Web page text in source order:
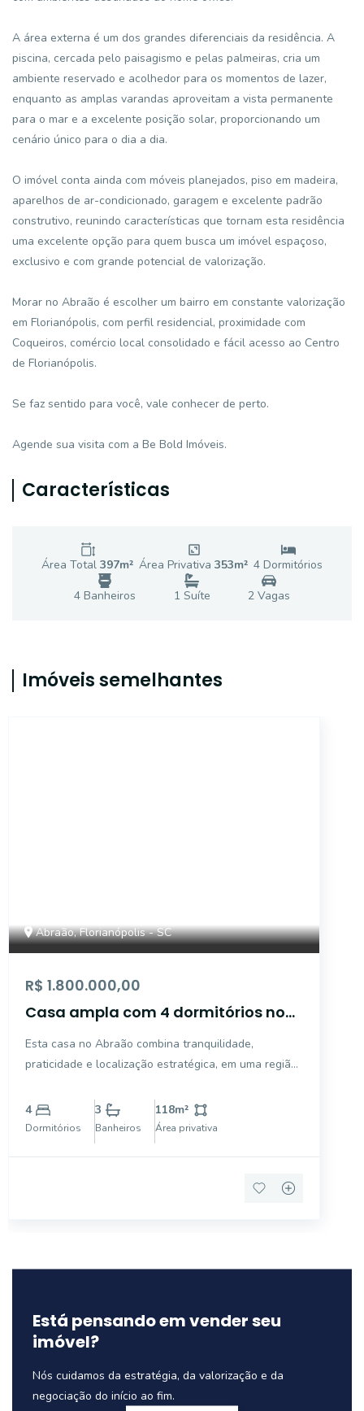
A área externa é um dos grandes diferenciais da residência. A
piscina, cercada pelo paisagismo e pelas palmeiras, cria um
ambiente reservado e acolhedor para os momentos de lazer,
enquanto as amplas varandas aproveitam a vista permanente
para o mar e a excelente posição solar, proporcionando um
cenário único para o dia a dia.
O imóvel conta ainda com móveis planejados, piso em madeira,
aparelhos de ar-condicionado, garagem e excelente padrão
construtivo, reunindo características que tornam esta residência
uma excelente opção para quem busca um imóvel espaçoso,
exclusivo e com grande potencial de valorização.
Morar no Abraão é escolher um bairro em constante valorização
em Florianópolis, com perfil residencial, proximidade com
Coqueiros, comércio local consolidado e fácil acesso ao Centro
de Florianópolis.
Se faz sentido para você, vale conhecer de perto.
Agende sua visita com a Be Bold Imóveis.
Características
Área Total 397m² Área Privativa 353m² 4 Dormitórios
4 Banheiros 1 Suíte 2Vagas
Imóveis semelhantes
Abraão, Florianópolis - SC
R$ 1.800.000,00
Casa ampla com 4 dormitórios no
Esta casa no Abraão combina tranquilidade,
praticidade e localização estratégica, em uma região
Com vista livre e sem vizinhos nos fundos, é ideal
para quem busca sossego sem abrir mão da
proximidade co
4
Dormitórios
3
Banheiros
118m²
Área privativa
Está pensando em vender seu
imóvel?
Nós cuidamos da estratégia, da valorização e da
negociação do início ao fim.